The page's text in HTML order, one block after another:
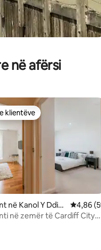
në afërsi
klientëve
klientëve
në Kanol Y Ddin
4,86
në zemër të Cardiff City